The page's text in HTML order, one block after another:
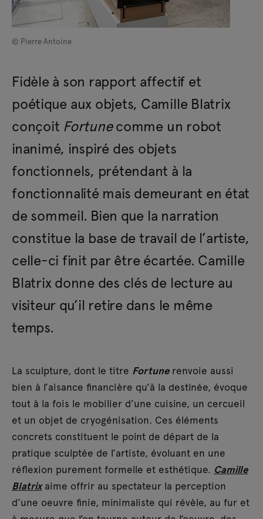
© Pierre Antoine
Fidèle à son rapport affectif et
poétique aux objets, Camille Blatrix
conçoit Fortunecomme un robot
inanimé, inspiré des objets
fonctionnels, prétendant à la
fonctionnalité mais demeurant en état
de sommeil. Bien que la narration
constitue la base de travail de l’artiste,
celle-ci finit par être écartée. Camille
Blatrix donne des clés de lecture au
visiteur qu’il retire dans le même
temps.
La sculpture, dont le titre Fortunerenvoie aussi
bien à l’aisance financière qu’à la destinée, évoque
tout à la fois le mobilier d’une cuisine, un cercueil
et un objet de cryogénisation. Ces éléments
concrets constituent le point de départ de la
pratique sculptée de l’artiste, évoluant en une
réflexion purement formelle et esthétique. Camille
Blatrixaime offrir au spectateur la perception
d’une oeuvre finie, minimaliste qui révèle, au fur et